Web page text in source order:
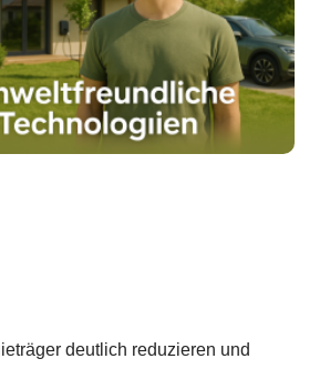
deutlich reduzieren und